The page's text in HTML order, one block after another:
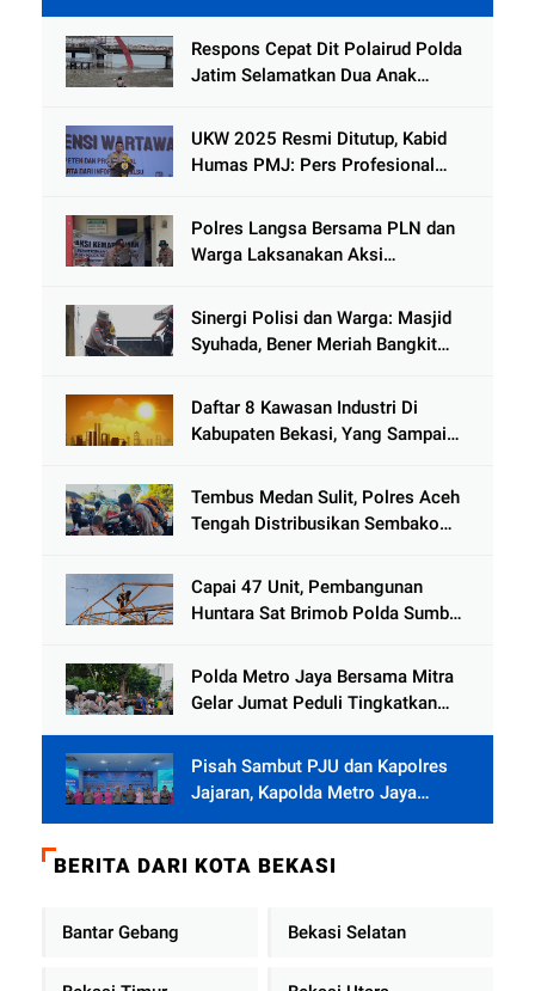
Gading
Respons Cepat Dit Polairud Polda
Jatim Selamatkan Dua Anak
Kenjeran
UKW 2025 Resmi Ditutup, Kabid
Humas PMJ: Pers Profesional
Hoaks
Polres Langsa Bersama PLN dan
Warga Laksanakan Aksi
Tamiang
Sinergi Polisi dan Warga: Masjid
Syuhada, Bener Meriah Bangkit
Daftar 8 Kawasan Industri Di
Kabupaten Bekasi, Yang Sampai
Tembus Medan Sulit, Polres Aceh
Tengah Distribusikan Sembako
Jamat
Capai 47 Unit, Pembangunan
Huntara Sat Brimob Polda Sumbar
Polda Metro Jaya Bersama Mitra
Gelar Jumat Peduli Tingkatkan
Pisah Sambut PJU dan Kapolres
Jajaran, Kapolda Metro Jaya
BERITA DARI KOTA BEKASI
Bantar Gebang Bekasi Selatan